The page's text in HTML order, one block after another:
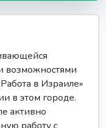
возможностями
в Израиле»
в этом городе.
активно